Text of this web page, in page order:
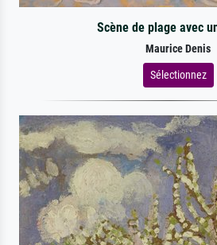
Scène de plage avec
Maurice Denis
Sélectionnez